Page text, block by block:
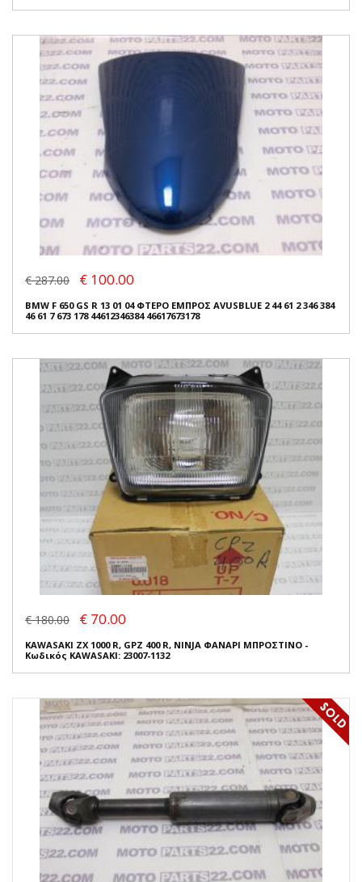
€ 287.00 € 100.00
BMW F 650 GS R 13 01 04 ΦΤΕΡΟ ΕΜΠΡΟΣ AVUSBLUE 2 44 61 2 346 384
46 61 7 673 178 44612346384 46617673178
€ 180.00 € 70.00
KAWASAKI ZX 1000 R, GPZ 400 R, NINJA ΦΑΝΑΡΙ ΜΠΡΟΣΤΙΝΟ -
Κωδικός KAWASAKI: 23007-1132